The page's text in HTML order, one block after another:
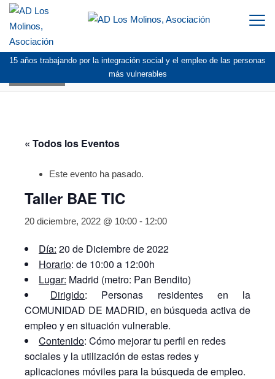
15 años trabajando por la integración social y el empleo de las personas
más vulnerables
« Todos los Eventos
Este evento ha pasado.
Taller BAE TIC
20 diciembre, 2022 @ 10:00 - 12:00
Día: 20 de Diciembre de 2022
Horario: de 10:00 a 12:00h
Lugar: Madrid (metro: Pan Bendito)
Dirigido: Personas residentes en la
COMUNIDAD DE MADRID, en búsqueda activa de
empleo y en situación vulnerable.
Contenido: Cómo mejorar tu perfil en redes
sociales y la utilización de estas redes y
aplicaciones móviles para la búsqueda de empleo.